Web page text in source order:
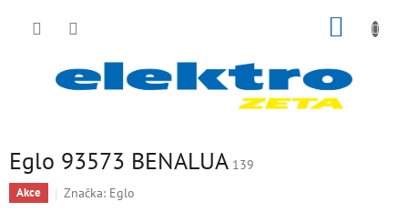
Eglo 93573 BENALUA 139
Akce Značka: Eglo